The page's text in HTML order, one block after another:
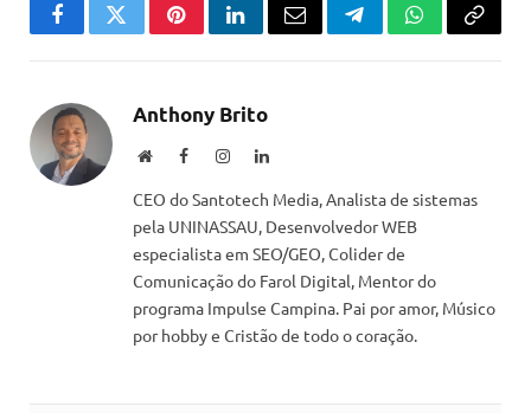
FacebookTwitterPinterestLinkedInEmail TelegramWhatsApp
Copiar
Anthony Brito
WebsiteFacebookInstagramLinkedIn
CEO do Santotech Media, Analista de sistemas
pela UNINASSAU, Desenvolvedor WEB
especialista em SEO/GEO, Colider de
Comunicação do Farol Digital, Mentor do
programa Impulse Campina. Pai por amor, Músico
por hobby e Cristão de todo o coração.